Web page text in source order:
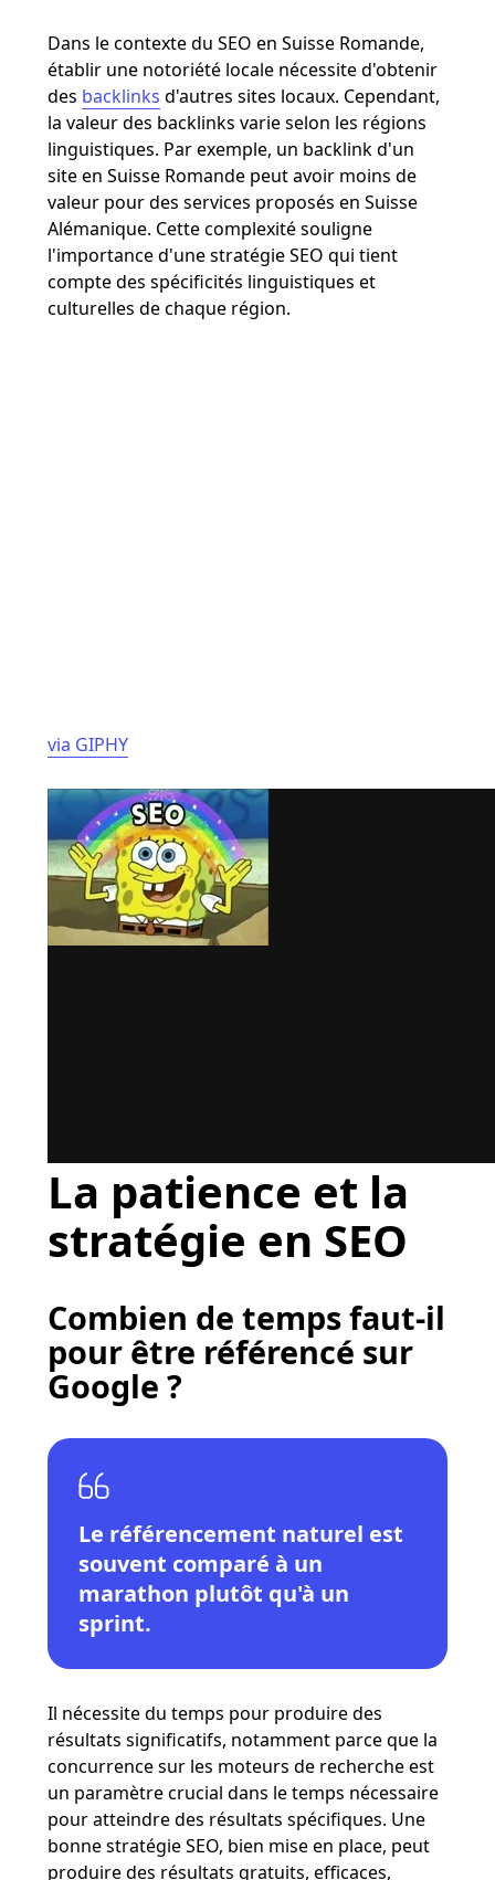
Dans le contexte du SEO en Suisse Romande,
établir une notoriété locale nécessite d'obtenir
des backlinks d'autres sites locaux. Cependant,
la valeur des backlinks varie selon les régions
linguistiques. Par exemple, un backlink d'un
site en Suisse Romande peut avoir moins de
valeur pour des services proposés en Suisse
Alémanique. Cette complexité souligne
l'importance d'une stratégie SEO qui tient
compte des spécificités linguistiques et
culturelles de chaque région​​.
via GIPHY
La patience et la
stratégie en SEO
Combien de temps faut-il
pour être référencé sur
Google ?
Le référencement naturel est
souvent comparé à un
marathon plutôt qu'à un
sprint.
Il nécessite du temps pour produire des
résultats significatifs, notamment parce que la
concurrence sur les moteurs de recherche est
un paramètre crucial dans le temps nécessaire
pour atteindre des résultats spécifiques​​. Une
bonne stratégie SEO, bien mise en place, peut
produire des résultats gratuits, efficaces,